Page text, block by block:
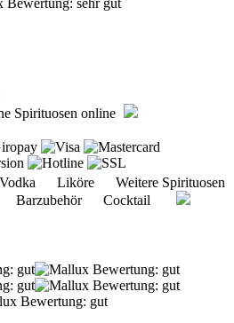
Spirituosen online
Liköre Weitere Spirituosen
Barzubehör Cocktail